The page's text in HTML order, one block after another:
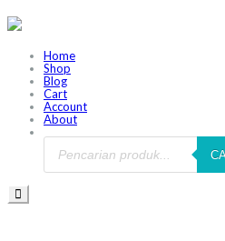
Home
Shop
Blog
Cart
Account
About